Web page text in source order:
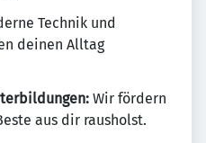
Technik und
deinen Alltag
Wir fördern
aus dir rausholst.